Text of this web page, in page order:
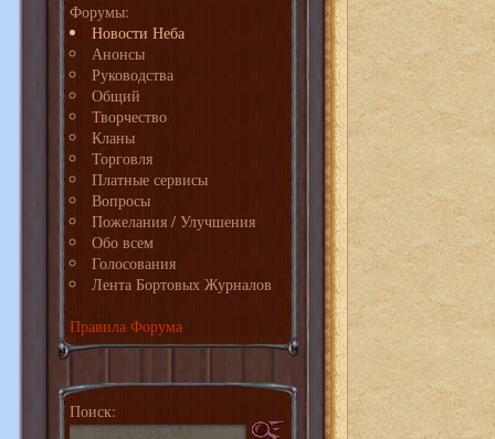
Форумы:
Новости Неба
Анонсы
Руководства
Общий
Творчество
Кланы
Торговля
Платные сервисы
Вопросы
Пожелания / Улучшения
Обо всем
Голосования
Лента Бортовых Журналов
Правила Форума
Поиск: